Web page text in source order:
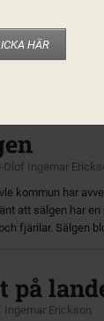
Olof Ingemar
kommun har
att sälgen har
fjärilar. Sälgen
på
Ingemar Erickson
HÄR